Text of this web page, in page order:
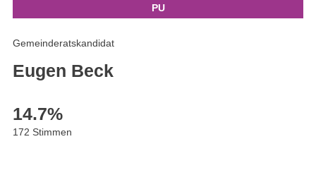
PU
Gemeinderatskandidat
Eugen Beck
14.7%
172 Stimmen